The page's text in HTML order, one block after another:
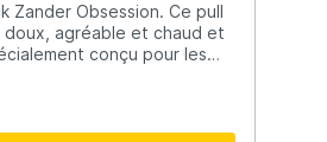
Zander Obsession. Ce pull
agréable et chaud et
conçu pour les